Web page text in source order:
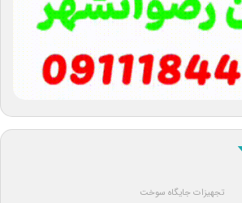
تجهیزات جایگاه سوخت